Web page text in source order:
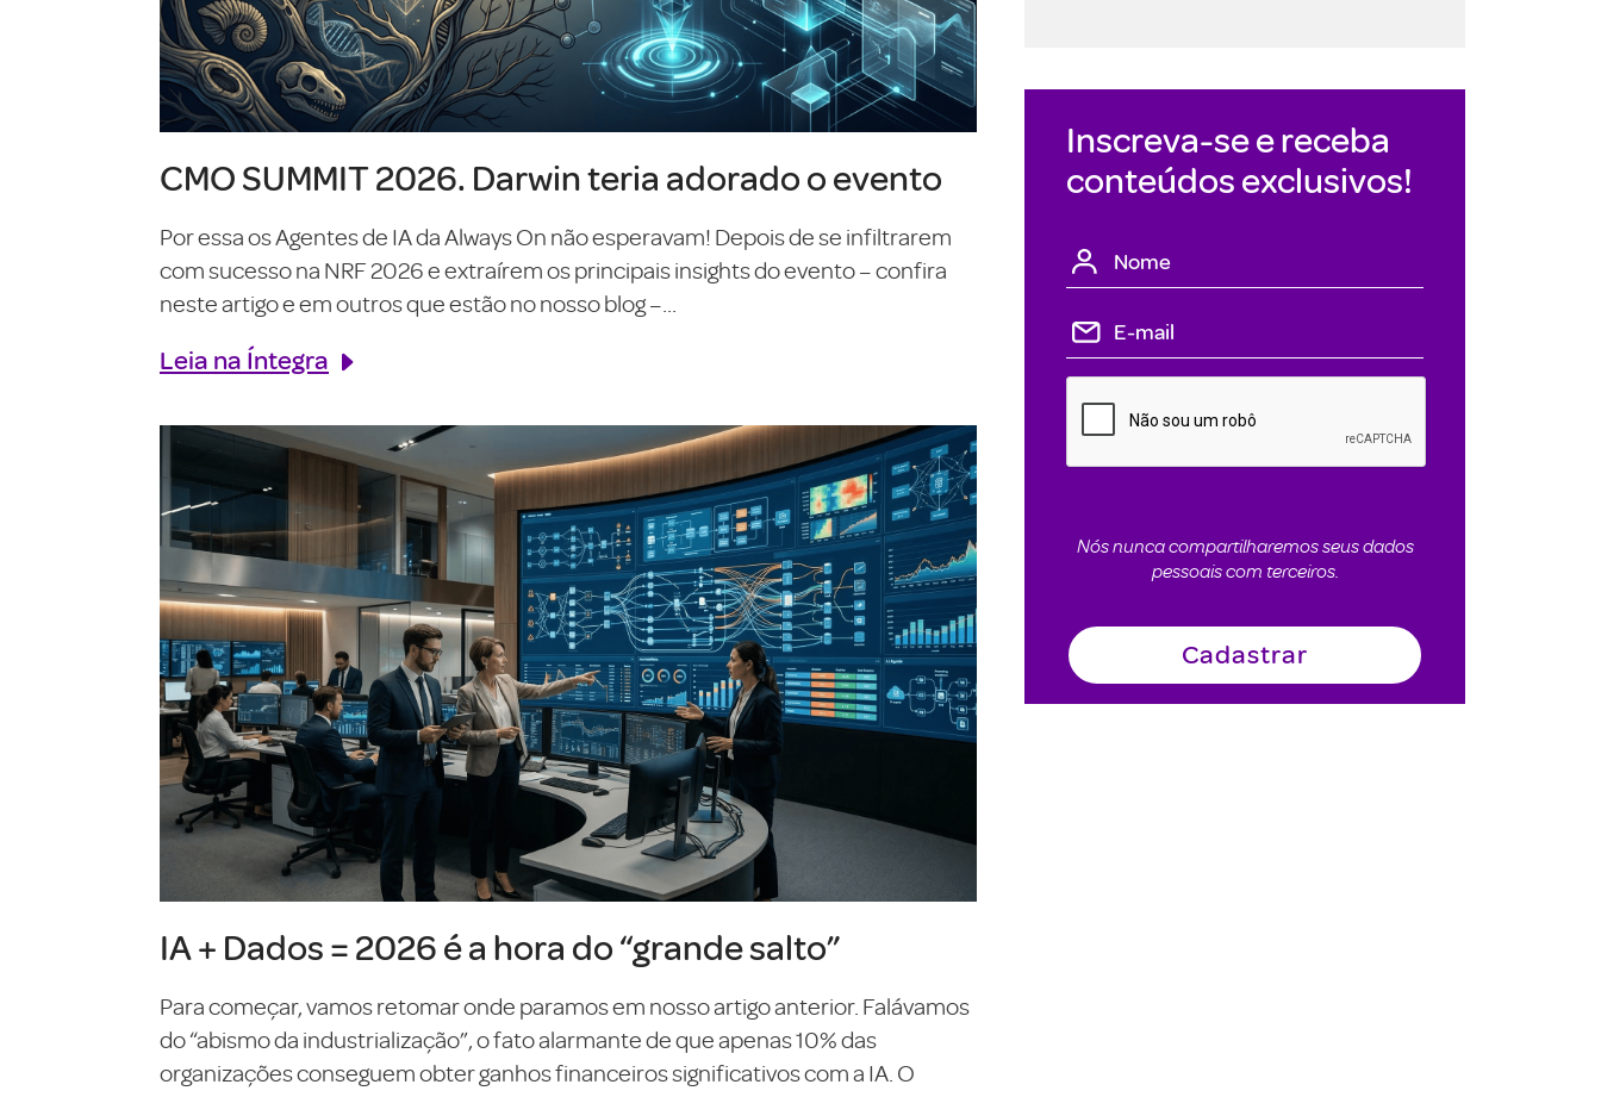
CMO SUMMIT 2026. Darwin teria adorado o evento
Por essa os Agentes de IA da Always On não esperavam! Depois de se infiltrarem
com sucesso na NRF 2026 e extraírem os principais insights do evento – confira
neste artigo e em outros que estão no nosso blog –...
Leia na Íntegra
IA + Dados = 2026 é a hora do “grande salto”
Para começar, vamos retomar onde paramos em nosso artigo anterior. Falávamos
do “abismo da industrialização”, o fato alarmante de que apenas 10% das
organizações conseguem obter ganhos financeiros significativos com a IA. O
Inscreva-se e receba
conteúdos exclusivos!
Nós nunca compartilharemos seus dados
pessoais com terceiros.